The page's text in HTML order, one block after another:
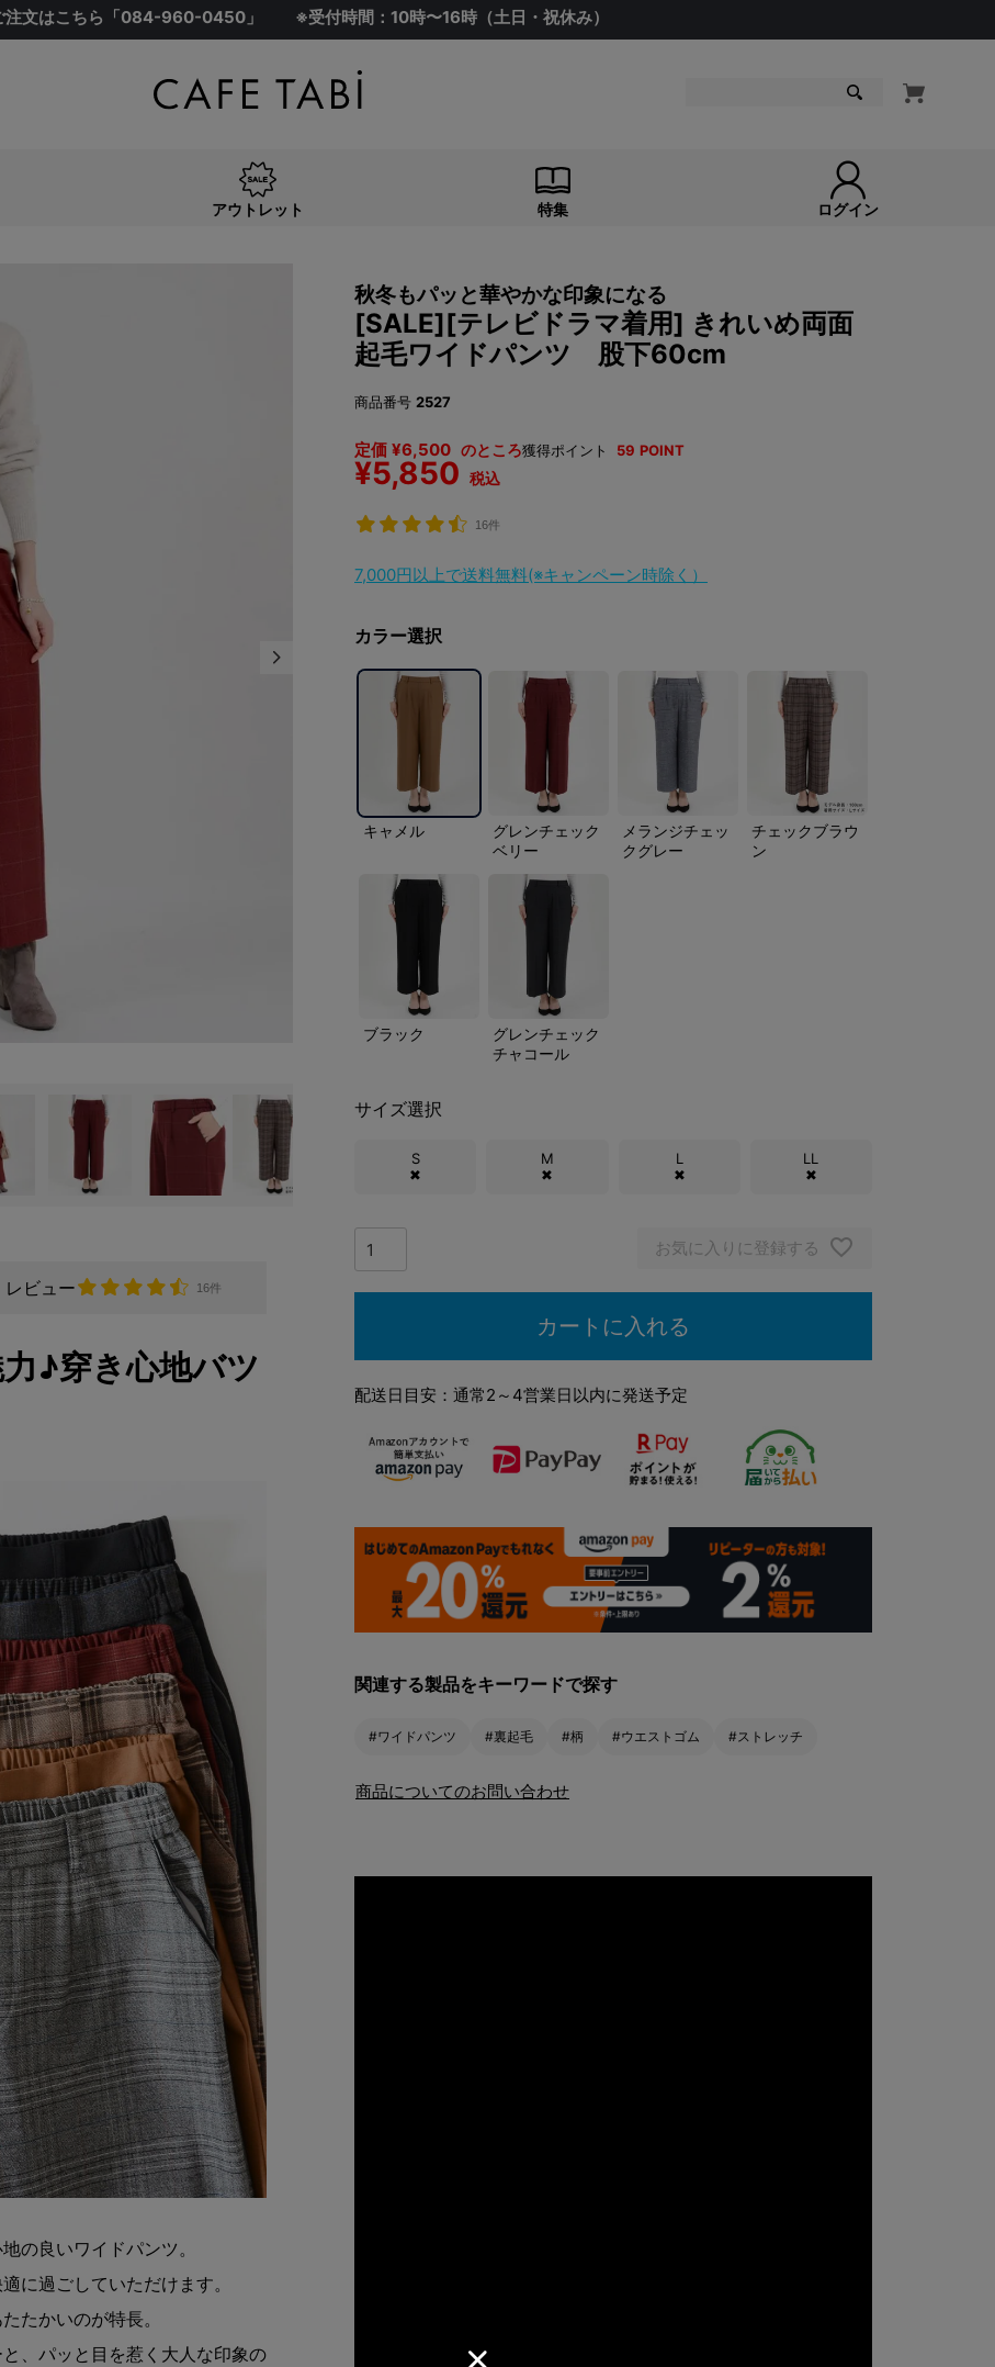
注文はこちら「084-960-0450 」 ※受付時間：10時〜16時（土日・祝休み）
アウトレット 特集 ログイン
レビュー 16件
♪穿き心地バツ
の良いワイドパンツ。
に過ごしていただけます。
たかいのが特長。
、パッと目を惹く大人な印象の
秋冬もパッと華やかな印象になる
[SALE][テレビドラマ着用] きれいめ両面
起毛ワイドパンツ 股下60cm
商品番号 2527
定価 ¥6,500 のところ
¥5,850 税込
獲得ポイント 59 POINT
16件
7,000円以上で送料無料(※キャンペーン時除く）
カラー選択
キャメル
グレンチェック
ベリー
メランジチェッ
クグレー
チェックブラウ
ン
ブラック
グレンチェック
チャコール
サイズ選択
S
✖
M
✖
L
✖
LL
✖
お気に入りに登録する
カートに入れる
配送日目安：通常2～4営業日以内に発送予定
関連する製品をキーワードで探す
#ワイドパンツ #裏起毛 #柄 #ウエストゴム #ストレッチ
商品についてのお問い合わせ